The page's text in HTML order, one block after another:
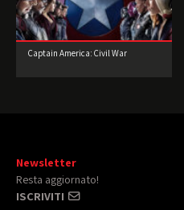
Captain America: Civil War
Newsletter
Resta aggiornato!
ISCRIVITI